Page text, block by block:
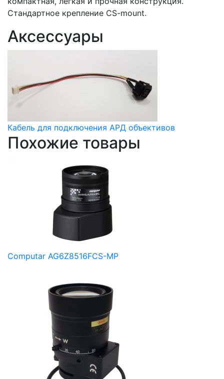
Стандартное крепление CS-mount.
Аксессуары
Кабель для подключения АРД объективов
Похожие товары
Computar AG6Z8516FCS-MP